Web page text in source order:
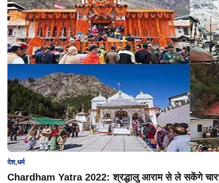
देश,धर्म
Chardham Yatra 2022: श्रद्धालु आराम से ले सकेंगे